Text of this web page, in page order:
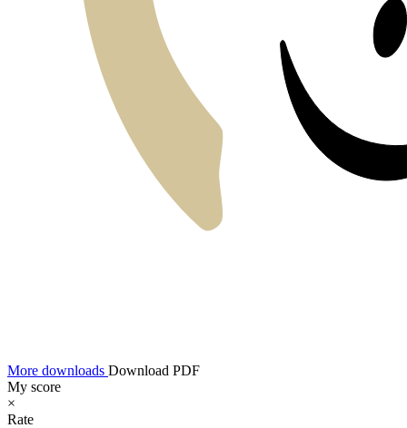
More downloads Download PDF
My score
×
Rate